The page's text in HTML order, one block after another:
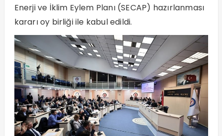
Enerji ve İklim Eylem Planı (SECAP) hazırlanması
kararı oy birliği ile kabul edildi.